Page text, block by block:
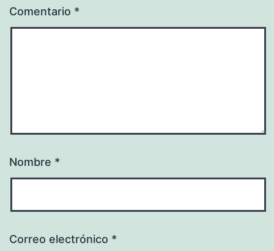
Comentario *
Nombre *
Correo electrónico *